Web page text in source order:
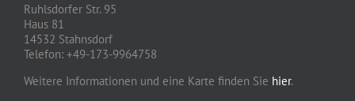
Ruhlsdorfer Str. 95
Haus 81
14532 Stahnsdorf
Telefon: +49-173-9964758
Weitere Informationen und eine Karte finden Sie hier.